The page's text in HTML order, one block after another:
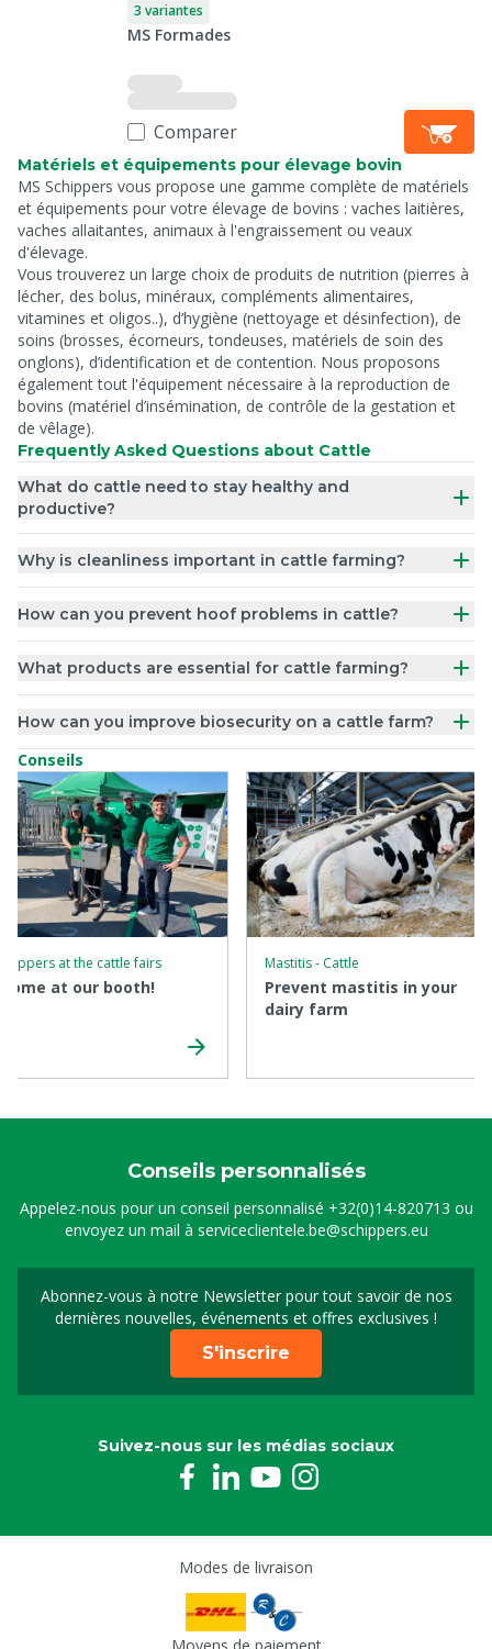
3 variantes
MS Formades
Comparer
Matériels et équipements pour élevage bovin
MS Schippers vous propose une gamme complète de matériels
et équipements pour votre élevage de bovins : vaches laitières,
vaches allaitantes, animaux à l'engraissement ou veaux
d'élevage.
Vous trouverez un large choix de produits de nutrition (pierres à
lécher, des bolus, minéraux, compléments alimentaires,
vitamines et oligos..), d’hygiène (nettoyage et désinfection), de
soins (brosses, écorneurs, tondeuses, matériels de soin des
onglons), d’identification et de contention. Nous proposons
également tout l'équipement nécessaire à la reproduction de
bovins (matériel d’insémination, de contrôle de la gestation et
de vêlage).
Frequently Asked Questions about Cattle
What do cattle need to stay healthy and
productive?
Why is cleanliness important in cattle farming?
How can you prevent hoof problems in cattle?
What products are essential for cattle farming?
How can you improve biosecurity on a cattle farm?
Conseils
at the cattle fairs
at our booth!
Mastitis - Cattle
Prevent mastitis in your
dairy farm
Conseils personnalisés
Appelez-nous pour un conseil personnalisé +32(0)14-820713 ou
envoyez un mail à serviceclientele.be@schippers.eu
Abonnez-vous à notre Newsletter pour tout savoir de nos
dernières nouvelles, événements et offres exclusives !
Inscrivez-vous à notre
S'inscrire
Suivez-nous sur les médias sociaux
Modes de livraison